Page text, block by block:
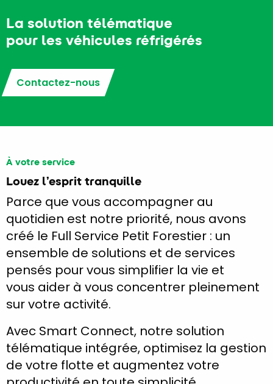
La solution télématique
pour les véhicules réfrigérés
Contactez-nous
À votre service
Louez l’esprit tranquille
Parce que vous accompagner au
quotidien est notre priorité, nous avons
créé le Full Service Petit Forestier : un
ensemble de solutions et de services
pensés pour vous simplifier la vie et
vous aider à vous concentrer pleinement
sur votre activité.
Avec Smart Connect, notre solution
télématique intégrée, optimisez la gestion
de votre flotte et augmentez votre